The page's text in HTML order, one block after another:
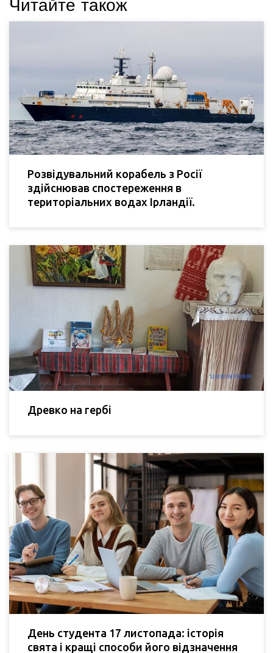
Читайте також
Розвідувальний корабель з Росії
здійснював спостереження в
територіальних водах Ірландії.
Древко на гербі
День студента 17 листопада: історія
свята і кращі способи його відзначення